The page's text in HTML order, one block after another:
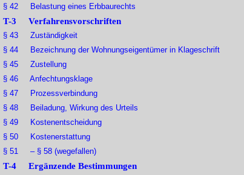
§ 42 Belastung eines Erbbaurechts
T-3 Verfahrensvorschriften
§ 43 Zuständigkeit
§ 44 Bezeichnung der Wohnungseigentümer in Klageschrift
§ 45 Zustellung
§ 46 Anfechtungsklage
§ 47 Prozessverbindung
§ 48 Beiladung, Wirkung des Urteils
§ 49 Kostenentscheidung
§ 50 Kostenerstattung
§ 51 – § 58 (wegefallen)
T-4 Ergänzende Bestimmungen